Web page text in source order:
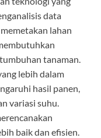
data
lahan
tanaman.
lebih dalam
hasil panen,
variasi suhu.
baik dan efisien.